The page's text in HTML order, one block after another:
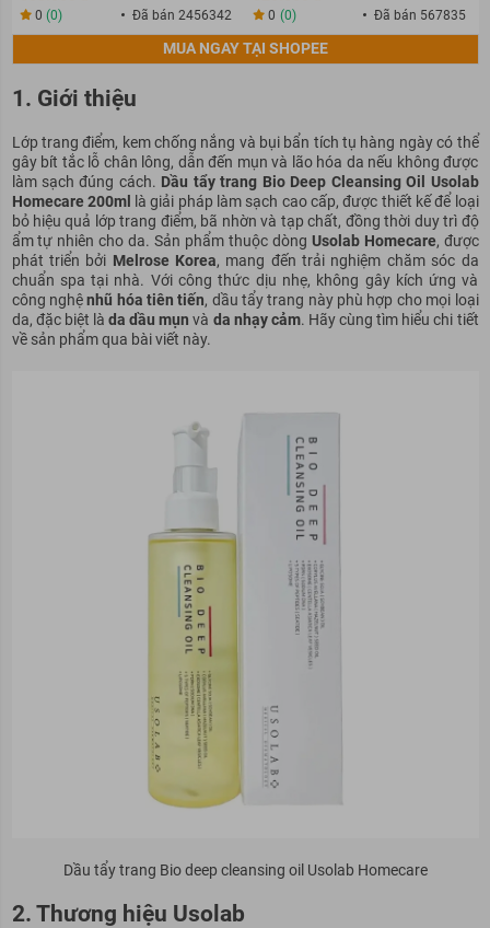
0 (0) Đã bán 2456342 0 (0) Đã bán 567835
MUA NGAY TẠI SHOPEE
1. Giới thiệu
Lớp trang điểm, kem chống nắng và bụi bẩn tích tụ hàng ngày có thể
gây bít tắc lỗ chân lông, dẫn đến mụn và lão hóa da nếu không được
làm sạch đúng cách. Dầu tẩy trang Bio Deep Cleansing Oil Usolab
Homecare 200ml
là giải pháp làm sạch cao cấp, được thiết kế để loại
bỏ hiệu quả lớp trang điểm, bã nhờn và tạp chất, đồng thời duy trì độ
ẩm tự nhiên cho da. Sản phẩm thuộc dòng Usolab Homecare, được
phát triển bởi Melrose Korea, mang đến trải nghiệm chăm sóc da
chuẩn spa tại nhà. Với công thức dịu nhẹ, không gây kích ứng và
công nghệnhũ hóa tiên tiến, dầu tẩy trang này phù hợp cho mọi loại
da, đặc biệt là da dầu mụn và da nhạy cảm. Hãy cùng tìm hiểu chi tiết
về sản phẩm qua bài viết này.
Dầu tẩy trang Bio deep cleansing oil Usolab Homecare
2. Thương hiệu Usolab